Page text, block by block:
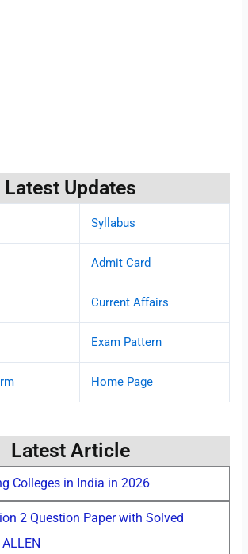
Latest Updates
Syllabus
Admit Card
Current Affairs
Exam Pattern
Home Page
Latest Article
Colleges in India in 2026
2 Question Paper with Solved